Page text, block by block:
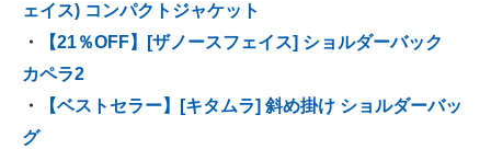
ェイス) コンパクトジャケット
・
【21％OFF】[ザノースフェイス] ショルダーバック
カペラ2
・
【ベストセラー】[キタムラ] 斜め掛け ショルダーバッ
グ